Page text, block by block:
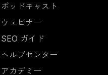
ポッドキャスト
ウェビナー
SEO ガイド
ヘルプセンター
アカデミー